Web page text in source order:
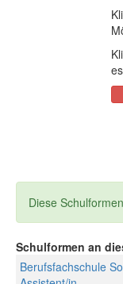
Diese
Schulformen an
Berufsfachschule